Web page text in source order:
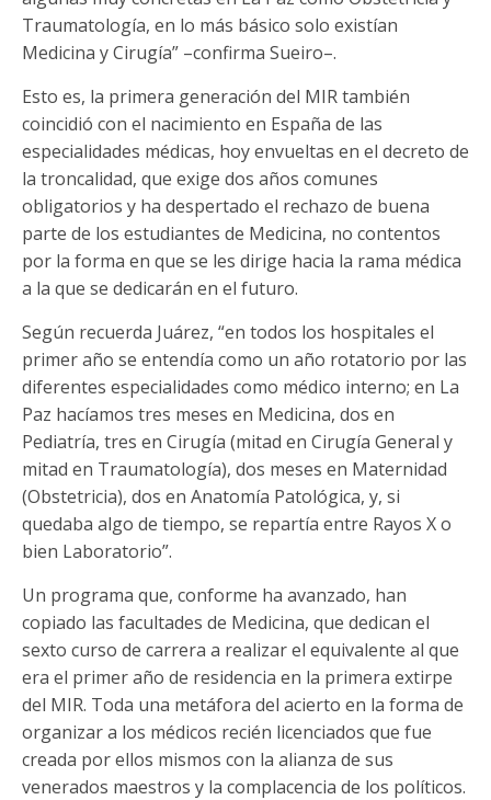
Traumatología, en lo más básico solo existían
Medicina y Cirugía” –confirma Sueiro–.
Esto es, la primera generación del MIR también
coincidió con el nacimiento en España de las
especialidades médicas, hoy envueltas en el decreto de
la troncalidad, que exige dos años comunes
obligatorios y ha despertado el rechazo de buena
parte de los estudiantes de Medicina, no contentos
por la forma en que se les dirige hacia la rama médica
a la que se dedicarán en el futuro.
Según recuerda Juárez, “en todos los hospitales el
primer año se entendía como un año rotatorio por las
diferentes especialidades como médico interno; en La
Paz hacíamos tres meses en Medicina, dos en
Pediatría, tres en Cirugía (mitad en Cirugía General y
mitad en Traumatología), dos meses en Maternidad
(Obstetricia), dos en Anatomía Patológica, y, si
quedaba algo de tiempo, se repartía entre Rayos X o
bien Laboratorio”.
Un programa que, conforme ha avanzado, han
copiado las facultades de Medicina, que dedican el
sexto curso de carrera a realizar el equivalente al que
era el primer año de residencia en la primera extirpe
del MIR. Toda una metáfora del acierto en la forma de
organizar a los médicos recién licenciados que fue
creada por ellos mismos con la alianza de sus
venerados maestros y la complacencia de los políticos.